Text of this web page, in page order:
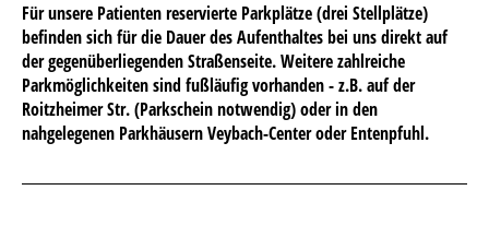
Für unsere Patienten reservierte Parkplätze (drei Stellplätze)
befinden sich für die Dauer des Aufenthaltes bei uns direkt auf
der gegenüberliegenden Straßenseite. Weitere zahlreiche
Parkmöglichkeiten sind fußläufig vorhanden - z.B. auf der
Roitzheimer Str. (Parkschein notwendig) oder in den
nahgelegenen Parkhäusern Veybach-Center oder Entenpfuhl.